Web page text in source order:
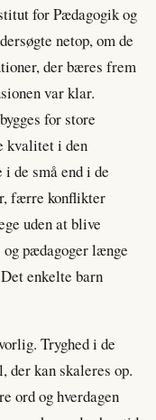
for Pædagogik og
netop, om de
der bæres frem
var klar.
for store
kvalitet i den
de små end i de
færre konflikter
uden at blive
pædagoger længe
enkelte barn
Tryghed i de
der kan skaleres op.
ord og hverdagen